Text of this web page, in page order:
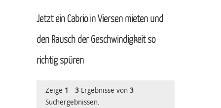
Jetzt ein Cabrio in Viersen mieten und
den Rausch der Geschwindigkeit so
richtig spüren
Zeige 1 - 3 Ergebnisse von 3
Suchergebnissen.